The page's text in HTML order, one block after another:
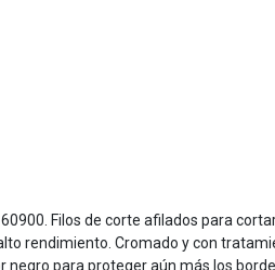
Filos de corte afilados para
rendimiento. Cromado y con
negro para proteger aún más los